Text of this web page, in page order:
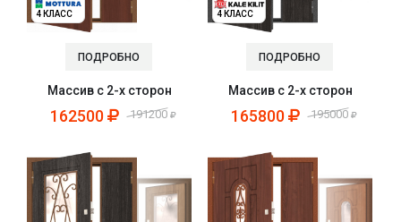
4 КЛАСС
ПОДРОБНО
Массив с 2-х сторон
162500 191200
4 КЛАСС
ПОДРОБНО
Массив с 2-х сторон
165800 195000